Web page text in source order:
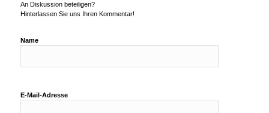
An Diskussion beteiligen?
Hinterlassen Sie uns Ihren Kommentar!
Name
E-Mail-Adresse